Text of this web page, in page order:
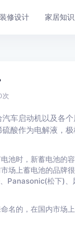
装修设计 家居知识
次
车启动机以及各
酸作为电解液，
池时，新蓄电池的
场上蓄电池的品牌
Panasonic(松下)
名的，在国内市场